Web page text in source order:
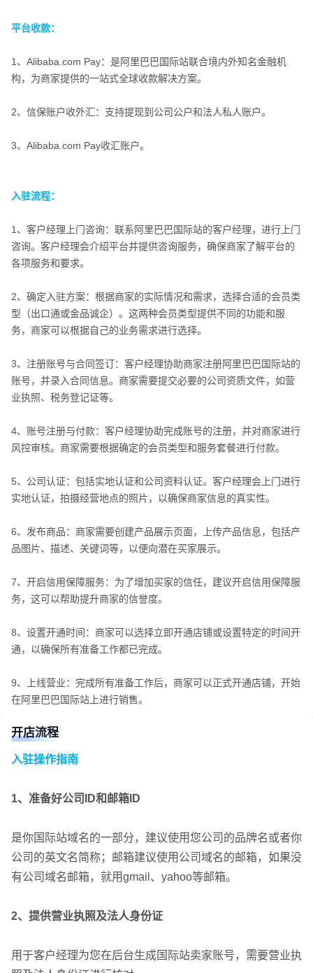
平台收款：
1、Alibaba.com Pay：是阿里巴巴国际站联合境内外知名金融机
构，为商家提供的一站式全球收款解决方案。
2、信保账户收外汇：支持提现到公司公户和法人私人账户。
3、Alibaba.com Pay收汇账户。
入驻流程：
1、客户经理上门咨询：联系阿里巴巴国际站的客户经理，进行上门
咨询。客户经理会介绍平台并提供咨询服务，确保商家了解平台的
各项服务和要求。
2、确定入驻方案：根据商家的实际情况和需求，选择合适的会员类
型（出口通或金品诚企）。这两种会员类型提供不同的功能和服
务，商家可以根据自己的业务需求进行选择。
3、注册账号与合同签订：客户经理协助商家注册阿里巴巴国际站的
账号，并录入合同信息。商家需要提交必要的公司资质文件，如营
业执照、税务登记证等。
4、账号注册与付款：客户经理协助完成账号的注册，并对商家进行
风控审核。商家需要根据确定的会员类型和服务套餐进行付款。
5、公司认证：包括实地认证和公司资料认证。客户经理会上门进行
实地认证，拍摄经营地点的照片，以确保商家信息的真实性。
6、发布商品：商家需要创建产品展示页面，上传产品信息，包括产
品图片、描述、关键词等，以便向潜在买家展示。
7、开启信用保障服务：为了增加买家的信任，建议开启信用保障服
务，这可以帮助提升商家的信誉度。
8、设置开通时间：商家可以选择立即开通店铺或设置特定的时间开
通，以确保所有准备工作都已完成。
9、上线营业：完成所有准备工作后，商家可以正式开通店铺，开始
在阿里巴巴国际站上进行销售。
开店流程
入驻操作指南
1、准备好公司ID和邮箱ID
是你国际站域名的一部分，建议使用您公司的品牌名或者你
公司的英文名简称；邮箱建议使用公司域名的邮箱，如果没
有公司域名邮箱，就用gmail、yahoo等邮箱。
2、提供营业执照及法人身份证
用于客户经理为您在后台生成国际站卖家账号，需要营业执